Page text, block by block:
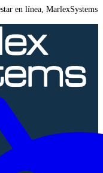
en línea, MarlexSystems